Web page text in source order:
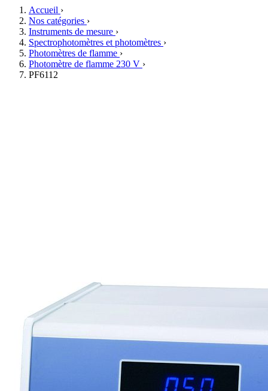
Accueil ›
Nos catégories ›
Instruments de mesure ›
Spectrophotomètres et photomètres ›
Photomètres de flamme ›
Photomètre de flamme 230 V ›
PF6112